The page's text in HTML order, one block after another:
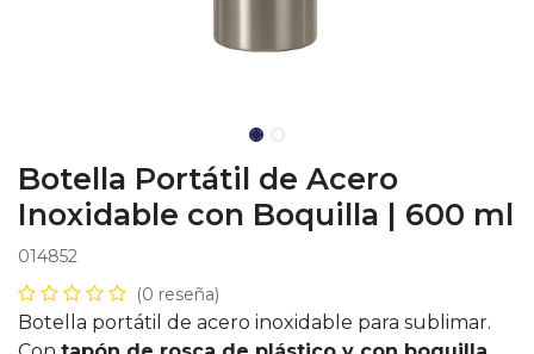
Botella Portátil de Acero
Inoxidable con Boquilla | 600 ml
014852
(0 reseña)
Botella portátil de acero inoxidable para sublimar.